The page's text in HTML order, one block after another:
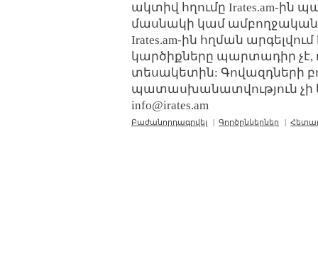
ակտիվ հղումը Irates.am-ին
մասնակի կամ ամբողջական
Irates.am-ին հղման
կարծիքները պարտադիր չէ,
տեսակետին: Գովազդների
պատասխանատվություն չի
info@irates.am
Բաժանորդագրվել | Գործընկերներ |